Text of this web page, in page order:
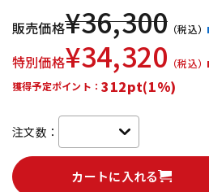
販売価格¥36,300 （税込）
特別価格¥34,320 （税込）
獲得予定ポイント：312pt(1%)
注文数：
カートに入れる